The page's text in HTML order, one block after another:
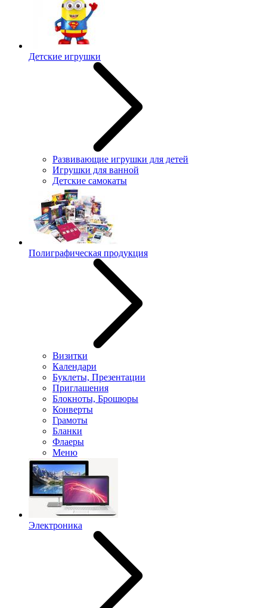
Детские игрушки
Развивающие игрушки для детей
Игрушки для ванной
Детские самокаты
Полиграфическая продукция
Визитки
Календари
Буклеты, Презентации
Приглашения
Блокноты, Брошюры
Конверты
Грамоты
Бланки
Флаеры
Меню
Электроника